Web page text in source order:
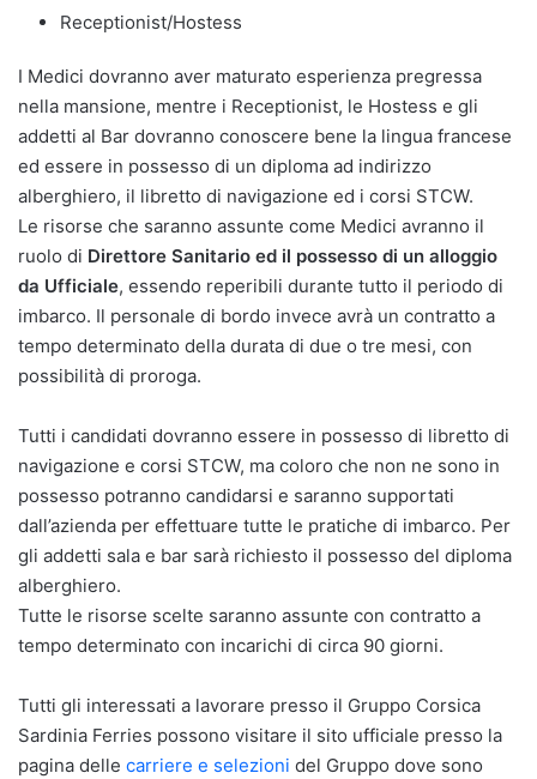
Receptionist/Hostess
I Medici dovranno aver maturato esperienza pregressa
nella mansione, mentre i Receptionist, le Hostess e gli
addetti al Bar dovranno conoscere bene la lingua francese
ed essere in possesso di un diploma ad indirizzo
alberghiero, il libretto di navigazione ed i corsi STCW.
Le risorse che saranno assunte come Medici avranno il
ruolo di Direttore Sanitario ed il possesso di un alloggio
da Ufficiale, essendo reperibili durante tutto il periodo di
imbarco. Il personale di bordo invece avrà un contratto a
tempo determinato della durata di due o tre mesi, con
possibilità di proroga.
Tutti i candidati dovranno essere in possesso di libretto di
navigazione e corsi STCW, ma coloro che non ne sono in
possesso potranno candidarsi e saranno supportati
dall’azienda per effettuare tutte le pratiche di imbarco. Per
gli addetti sala e bar sarà richiesto il possesso del diploma
alberghiero.
Tutte le risorse scelte saranno assunte con contratto a
tempo determinato con incarichi di circa 90 giorni.
Tutti gli interessati a lavorare presso il Gruppo Corsica
Sardinia Ferries possono visitare il sito ufficiale presso la
pagina delle carriere e selezioni del Gruppo dove sono